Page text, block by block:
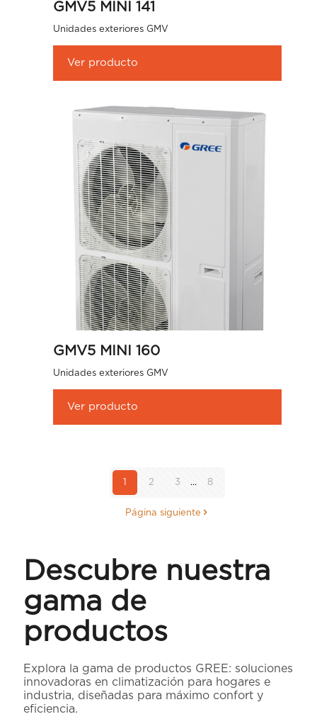
GMV5 MINI 141
Unidades exteriores GMV
Ver producto
GMV5 MINI 160
Unidades exteriores GMV
Ver producto
1 2 3 ... 8
Página siguiente
Descubre nuestra
gama de
productos
Explora la gama de productos GREE: soluciones
innovadoras en climatización para hogares e
industria, diseñadas para máximo confort y
eficiencia.